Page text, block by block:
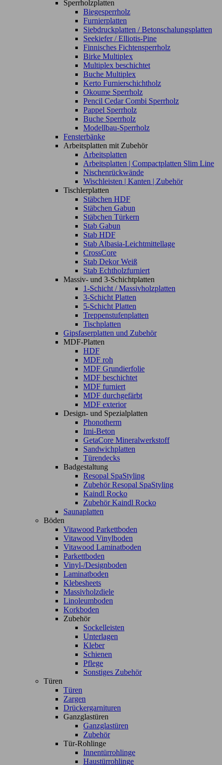
Sperrholzplatten
Biegesperrholz
Furnierplatten
Siebdruckplatten / Betonschalungsplatten
Seekiefer / Elliotis-Pine
Finnisches Fichtensperrholz
Birke Multiplex
Multiplex beschichtet
Buche Multiplex
Kerto Furnierschichtholz
Okoume Sperrholz
Pencil Cedar Combi Sperrholz
Pappel Sperrholz
Buche Sperrholz
Modellbau-Sperrholz
Fensterbänke
Arbeitsplatten mit Zubehör
Arbeitsplatten
Arbeitsplatten | Compactplatten Slim Line
Nischenrückwände
Wischleisten | Kanten | Zubehör
Tischlerplatten
Stäbchen HDF
Stäbchen Gabun
Stäbchen Türkern
Stab Gabun
Stab HDF
Stab Albasia-Leichtmittellage
CrossCore
Stab Dekor Weiß
Stab Echtholzfurniert
Massiv- und 3-Schichtplatten
1-Schicht / Massivholzplatten
3-Schicht Platten
5-Schicht Platten
Treppenstufenplatten
Tischplatten
Gipsfaserplatten und Zubehör
MDF-Platten
HDF
MDF roh
MDF Grundierfolie
MDF beschichtet
MDF furniert
MDF durchgefärbt
MDF exterior
Design- und Spezialplatten
Phonotherm
Imi-Beton
GetaCore Mineralwerkstoff
Sandwichplatten
Türendecks
Badgestaltung
Resopal SpaStyling
Zubehör Resopal SpaStyling
Kaindl Rocko
Zubehör Kaindl Rocko
Saunaplatten
Böden
Vitawood Parkettboden
Vitawood Vinylboden
Vitawood Laminatboden
Parkettboden
Vinyl-/Designboden
Laminatboden
Klebesheets
Massivholzdiele
Linoleumboden
Korkboden
Zubehör
Sockelleisten
Unterlagen
Kleber
Schienen
Pflege
Sonstiges Zubehör
Türen
Türen
Zargen
Drückergarnituren
Ganzglastüren
Ganzglastüren
Zubehör
Tür-Rohlinge
Innentürrohlinge
Haustürrohlinge